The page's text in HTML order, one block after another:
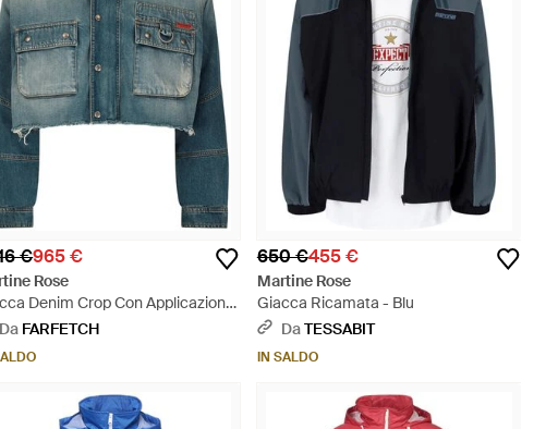
€965 €
Rose
Denim Crop Con Applicazione
- Blu
Da FARFETCH
650 €455 €
Martine Rose
Giacca Ricamata - Blu
DaTESSABIT
IN SALDO